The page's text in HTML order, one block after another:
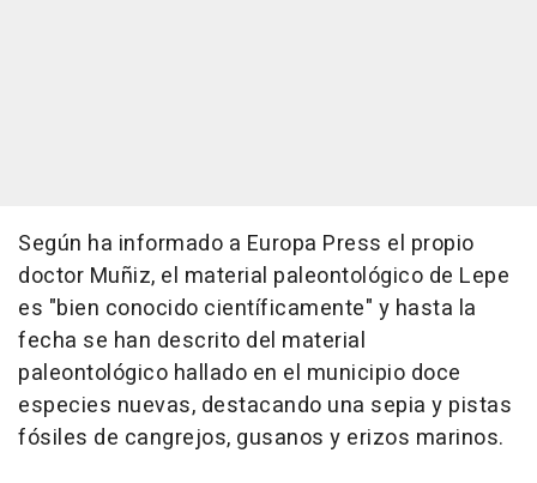
Según ha informado a Europa Press el propio
doctor Muñiz, el material paleontológico de Lepe
es "bien conocido científicamente" y hasta la
fecha se han descrito del material
paleontológico hallado en el municipio doce
especies nuevas, destacando una sepia y pistas
fósiles de cangrejos, gusanos y erizos marinos.